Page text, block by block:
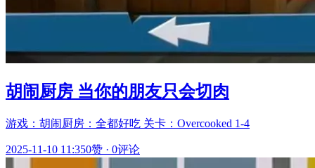
胡闹厨房 当你的朋友只会切肉
游戏：胡闹厨房：全都好吃 关卡：Overcooked 1-4
2025-11-10 11:350赞 · 0评论